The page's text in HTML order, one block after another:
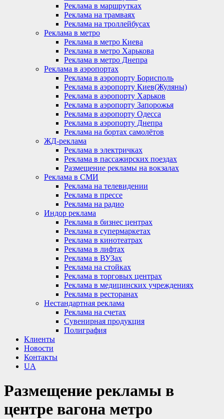
Реклама в маршрутках
Реклама на трамваях
Реклама на троллейбусах
Реклама в метро
Реклама в метро Киева
Реклама в метро Харькова
Реклама в метро Днепра
Реклама в аэропортах
Реклама в аэропорту Борисполь
Реклама в аэропорту Киев(Жуляны)
Реклама в аэропорту Харьков
Реклама в аэропорту Запорожья
Реклама в аэропорту Одесса
Реклама в аэропорту Днепра
Реклама на бортах самолётов
ЖД-реклама
Реклама в электричках
Реклама в пассажирских поездах
Размещение рекламы на вокзалах
Реклама в СМИ
Реклама на телевидении
Реклама в прессе
Реклама на радио
Индор реклама
Реклама в бизнес центрах
Реклама в супермаркетах
Реклама в кинотеатрах
Реклама в лифтах
Реклама в ВУЗах
Реклама на стойках
Реклама в торговых центрах
Реклама в медицинских учреждениях
Реклама в ресторанах
Нестандартная реклама
Реклама на счетах
Сувенирная продукция
Полиграфия
Клиенты
Новости
Контакты
UA
Размещение рекламы в
центре вагона метро